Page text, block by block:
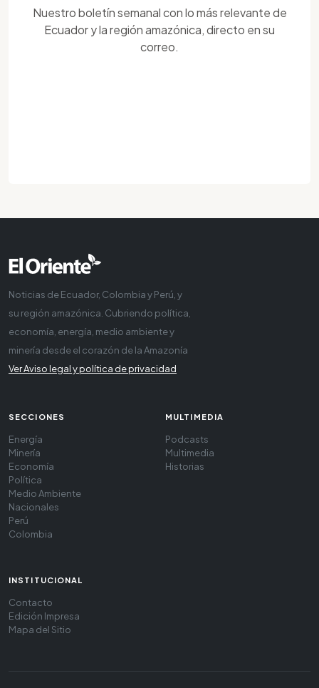
Nuestro boletín semanal con lo más relevante de
Ecuador y la región amazónica, directo en su
correo.
Noticias de Ecuador, Colombia y Perú, y
su región amazónica. Cubriendo política,
economía, energía, medio ambiente y
minería desde el corazón de la Amazonía
Ver Aviso legal y política de privacidad
SECCIONES
Energía
Minería
Economía
Política
Medio Ambiente
Nacionales
Perú
Colombia
MULTIMEDIA
Podcasts
Multimedia
Historias
INSTITUCIONAL
Contacto
Edición Impresa
Mapa del Sitio